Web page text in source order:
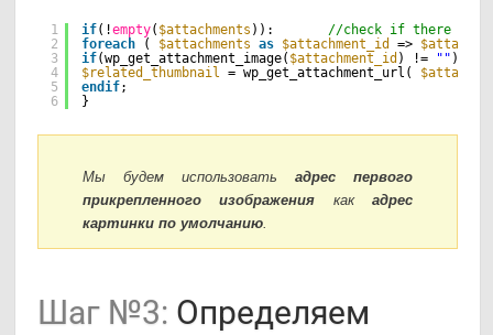
1
2
3
4
5
6
if(!empty( $attachments )): //check if there an
foreach
( $attachments as $attachment_id =>
if(wp_get_attachment_image( $attachment_id ) != "" ):
$related_thumbnail
= wp_get_attachment_url(
endif;
}
Мы будем использовать адрес первого
прикрепленного изображения как адрес
картинки по умолчанию.
Шаг №3: Определяем